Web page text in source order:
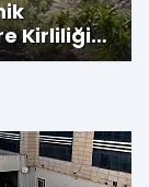
Kirliliği